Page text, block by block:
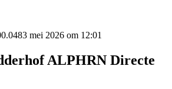
3 mei 2026 om 12:01
ALPHRN Directe